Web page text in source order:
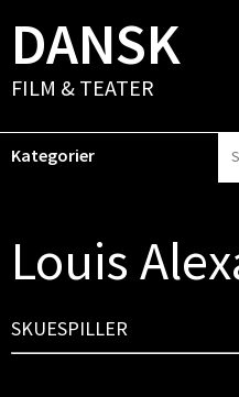
DANSK
FILM & TEATER
Kategorier
Louis
SKUESPILLER